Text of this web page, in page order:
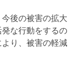
後の被害の拡大
な行動をするの
り、被害の軽減